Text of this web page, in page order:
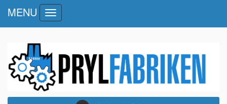
MENU
Toggle
navigation